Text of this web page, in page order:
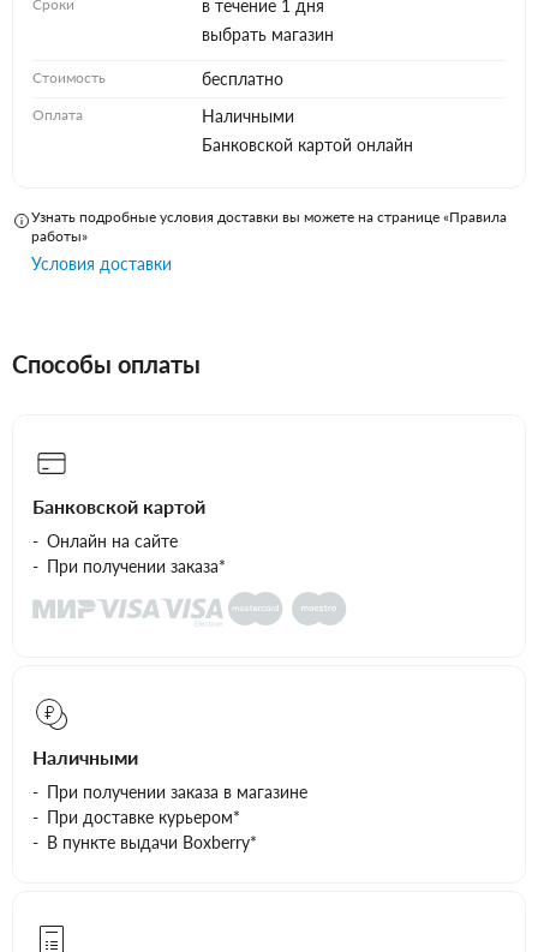
Сроки
в течение 1 дня
выбрать магазин
Стоимость бесплатно
Оплата
Наличными
Банковской картой онлайн
Узнать подробные условия доставки вы можете на странице «Правила
работы»
Условия доставки
Способы оплаты
Банковской картой
Онлайн на сайте
При получении заказа*
Наличными
При получении заказа в магазине
При доставке курьером*
В пункте выдачи Boxberry*